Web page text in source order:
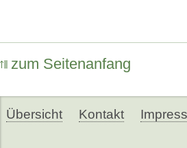
zum Seitenanfang
Übersicht Kontakt